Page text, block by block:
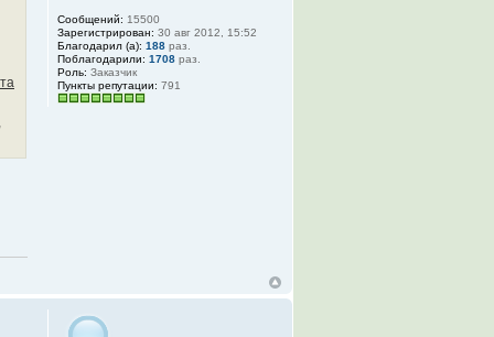
Сообщений: 15500
Зарегистрирован: 30 авг 2012, 15:52
Благодарил (а): 188 раз.
Поблагодарили: 1708 раз.
Роль: Заказчик
Пункты репутации: 791